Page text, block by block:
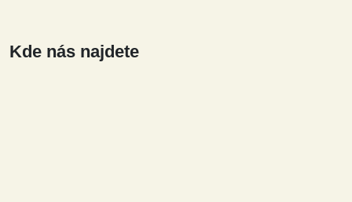
Kde nás najdete